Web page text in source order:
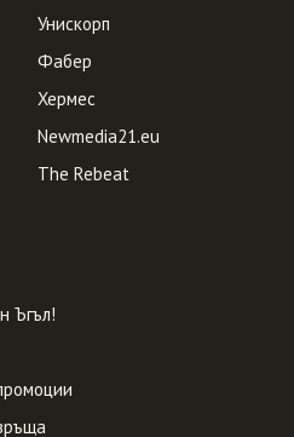
Унискорп
Фабер
Хермес
Newmedia21.eu
The Rebeat
Ъгъл!